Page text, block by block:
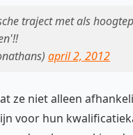
traject met als
april 2, 2012
ze niet alleen
voor hun